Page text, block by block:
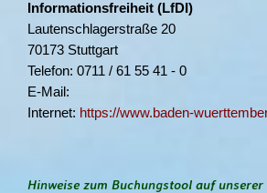
Informationsfreiheit (LfDI)
Lautenschlagerstraße 20
70173 Stuttgart
Telefon: 0711 / 61 55 41 - 0
E-Mail:
Internet: https://www.baden-
Hinweise zum Buchungstool auf unserer